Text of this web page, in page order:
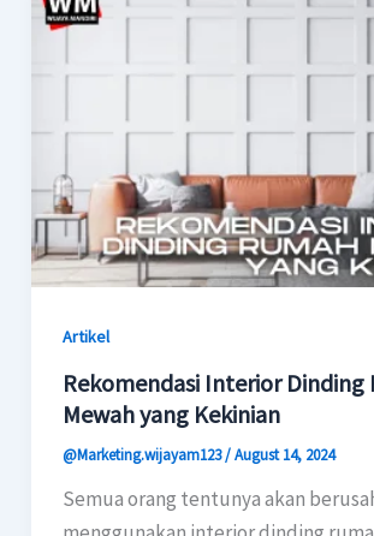
Artikel
Rekomendasi Interior Dinding
Mewah yang Kekinian
@Marketing.wijayam123/August 14, 2024
Semua orang tentunya akan